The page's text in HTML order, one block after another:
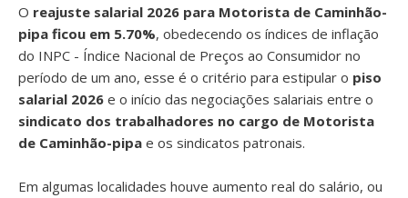
O reajuste salarial 2026 para Motorista de Caminhão-
pipa ficou em 5.70%, obedecendo os índices de inflação
do INPC - Índice Nacional de Preços ao Consumidor no
período de um ano, esse é o critério para estipular o piso
salarial 2026 e o início das negociações salariais entre o
sindicato dos trabalhadores no cargo de Motorista
de Caminhão-pipa e os sindicatos patronais.
Em algumas localidades houve aumento real do salário, ou